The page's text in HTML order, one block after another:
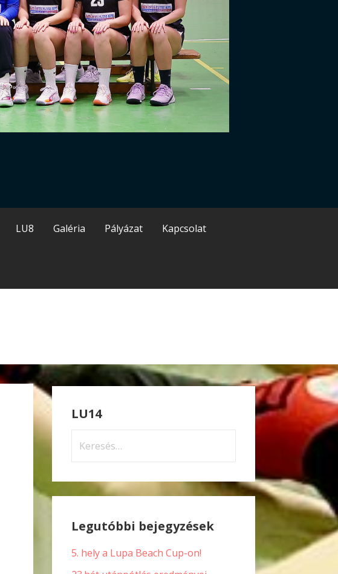
LU8 Galéria Pályázat Kapcsolat
LU14
Legutóbbi bejegyzések
5. hely a Lupa Beach Cup-on!